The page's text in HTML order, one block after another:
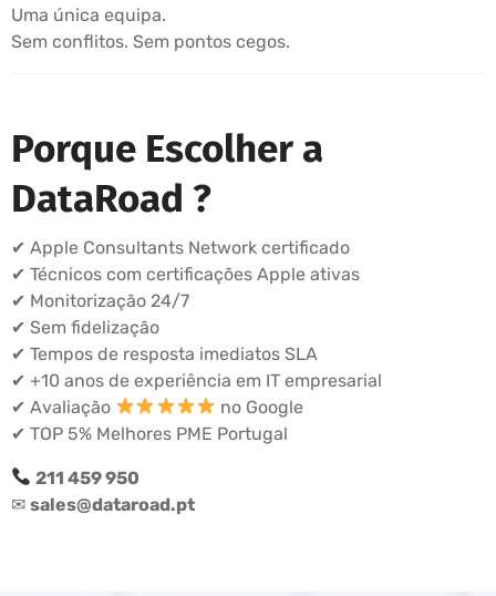
Uma única equipa.
Sem conflitos. Sem pontos cegos.
Porque Escolher a
DataRoad ?
✔ Apple Consultants Network certificado
✔ Técnicos com certificações Apple ativas
✔ Monitorização 24/7
✔ Sem fidelização
✔ Tempos de resposta imediatos SLA
✔ +10 anos de experiência em IT empresarial
✔ Avaliação
no Google
✔ TOP 5% Melhores PME Portugal
211 459 950
✉ sales@dataroad.pt